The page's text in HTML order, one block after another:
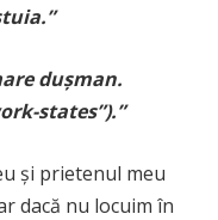
dușman.
states”).”
și prietenul meu
dacă nu locuim în